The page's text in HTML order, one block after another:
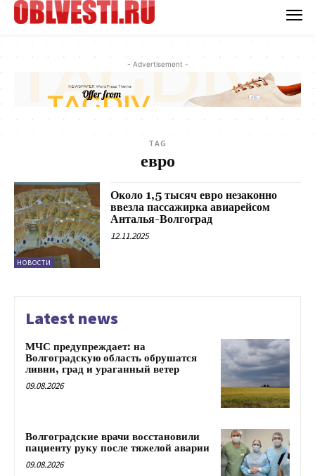
- Advertisement -
TAG
евро
НОВОСТИ
Около 1,5 тысяч евро незаконно
ввезла пассажирка авиарейсом
Анталья-Волгоград
12.11.2025
Latest news
МЧС предупреждает: на
Волгоградскую область обрушатся
ливни, град и ураганный ветер
09.08.2026
Волгоградские врачи восстановили
пациенту руку после тяжелой аварии
09.08.2026